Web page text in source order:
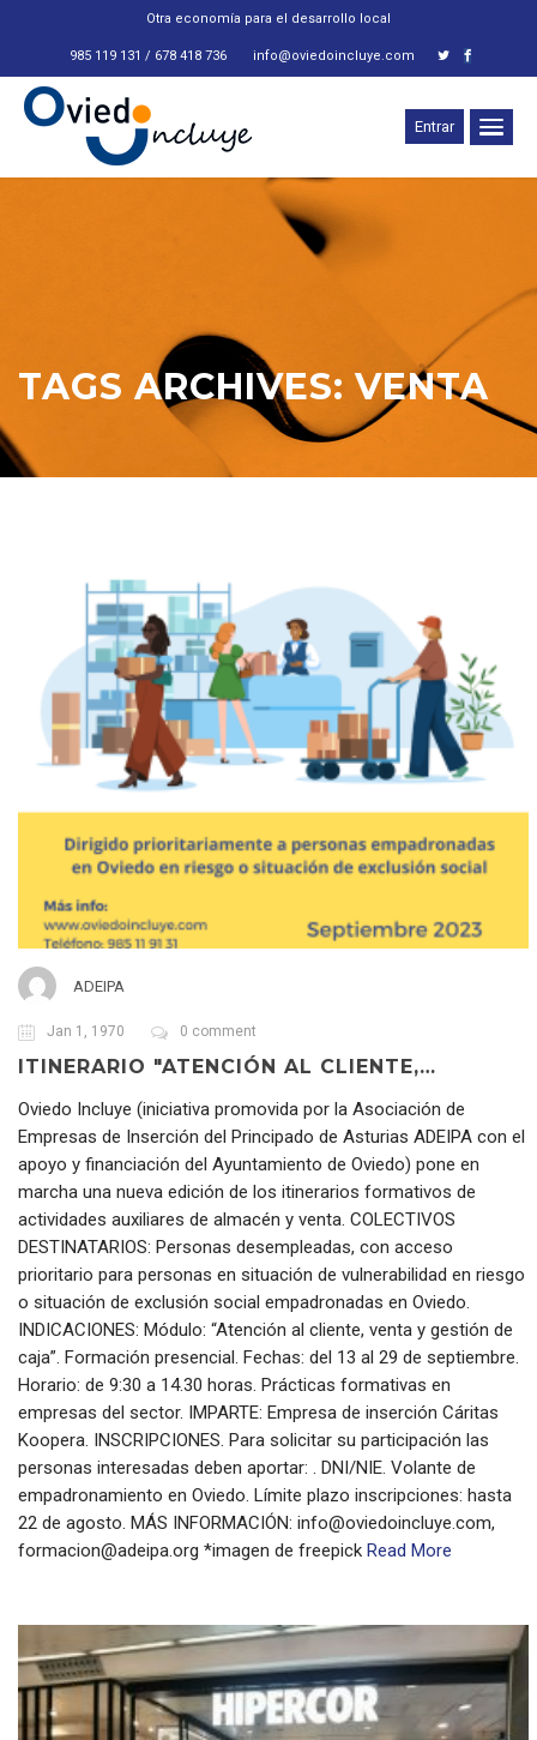
Otra economía para el desarrollo local
985 119 131 / 678 418 736 info@oviedoincluye.com
Entrar
TAGS ARCHIVES: VENTA
ADEIPA
Jan 1, 1970 0 comment
ITINERARIO "ATENCIÓN AL CLIENTE,…
Oviedo Incluye (iniciativa promovida por la Asociación de
Empresas de Inserción del Principado de Asturias ADEIPA con el
apoyo y financiación del Ayuntamiento de Oviedo) pone en
marcha una nueva edición de los itinerarios formativos de
actividades auxiliares de almacén y venta. COLECTIVOS
DESTINATARIOS: Personas desempleadas, con acceso
prioritario para personas en situación de vulnerabilidad en riesgo
o situación de exclusión social empadronadas en Oviedo.
INDICACIONES: Módulo: “Atención al cliente, venta y gestión de
caja”. Formación presencial. Fechas: del 13 al 29 de septiembre.
Horario: de 9:30 a 14.30 horas. Prácticas formativas en
empresas del sector. IMPARTE: Empresa de inserción Cáritas
Koopera. INSCRIPCIONES. Para solicitar su participación las
personas interesadas deben aportar: . DNI/NIE. Volante de
empadronamiento en Oviedo. Límite plazo inscripciones: hasta
22 de agosto. MÁS INFORMACIÓN: info@oviedoincluye.com,
formacion@adeipa.org *imagen de freepick Read More